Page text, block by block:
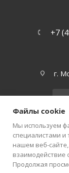
+7
г.
Файлы cookie
Мы используем
специалистами
нашем веб-
взаимодействие
Продолжая